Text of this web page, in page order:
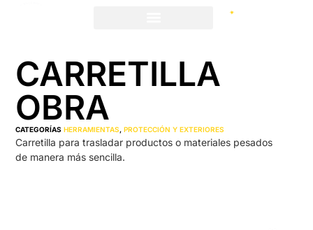
CARRETILLA
OBRA
CATEGORÍAS HERRAMIENTAS,PROTECCIÓN Y EXTERIORES
Carretilla para trasladar productos o materiales pesados
de manera más sencilla.